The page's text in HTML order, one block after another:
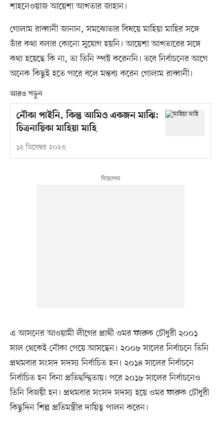
শাহনেওয়াজ আয়েশা আখতার জাহান।
গোলাম রাব্বানী জানান, সমঝোতার বিষয়ে মাহিয়া মাহির সঙ্গে
তাঁর কথা বলার কোনো সুযোগ হয়নি। আয়েশা আখতারের সঙ্গে
কথা হয়েছে কি না, তা তিনি স্পষ্ট করেননি। তবে নির্বাচনের আগে
অনেক কিছুই হতে পারে বলে মন্তব্য করেন গোলাম রাব্বানী।
আরও পড়ুন
নৌকা পাইনি, কিন্তু আমিও একজন মাঝি:
চিত্রনায়িকা মাহিয়া মাহি
১২ ডিসেম্বর ২০২৩
এ আসনের আওয়ামী লীগের প্রার্থী ওমর ফারুক চৌধুরী ২০০১
সাল থেকেই নৌকা পেয়ে আসছেন। ২০০৮ সালের নির্বাচনে তিনি
প্রথমবার সংসদ সদস্য নির্বাচিত হন। ২০১৪ সালের নির্বাচনে
নির্বাচিত হন বিনা প্রতিদ্বন্দ্বিতায়। পরে ২০১৮ সালের নির্বাচনেও
তিনি বিজয়ী হন। প্রথমবার সংসদ সদস্য হয়ে ওমর ফারুক চৌধুরী
কিছুদিন শিল্প প্রতিমন্ত্রীর দায়িত্ব পালন করেন।